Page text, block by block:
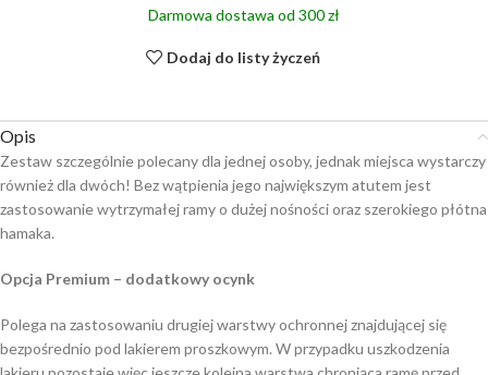
Darmowa dostawa od 300 zł
Dodaj do listy życzeń
Opis
Zestaw szczególnie polecany dla jednej osoby, jednak miejsca wystarczy
również dla dwóch! Bez wątpienia jego największym atutem jest
zastosowanie wytrzymałej ramy o dużej nośności oraz szerokiego płótna
hamaka.
Opcja Premium – dodatkowy ocynk
Polega na zastosowaniu drugiej warstwy ochronnej znajdującej się
bezpośrednio pod lakierem proszkowym. W przypadku uszkodzenia